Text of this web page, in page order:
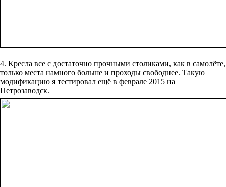
4. Кресла все с достаточно прочными столиками, как в самолёте,
только места намного больше и проходы свободнее. Такую
модификацию я тестировал ещё в феврале 2015 на
Петрозаводск.